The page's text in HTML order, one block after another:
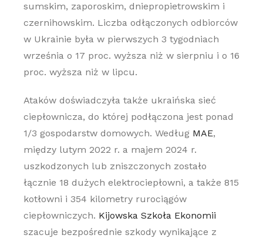
sumskim, zaporoskim, dniepropietrowskim i
czernihowskim. Liczba odłączonych odbiorców
w Ukrainie była w pierwszych 3 tygodniach
września o 17 proc. wyższa niż w sierpniu i o 16
proc. wyższa niż w lipcu.
Ataków doświadczyła także ukraińska sieć
ciepłownicza, do której podłączona jest ponad
1/3 gospodarstw domowych. Według MAE,
między lutym 2022 r. a majem 2024 r.
uszkodzonych lub zniszczonych zostało
łącznie 18 dużych elektrociepłowni, a także 815
kotłowni i 354 kilometry rurociągów
ciepłowniczych. Kijowska Szkoła Ekonomii
szacuje bezpośrednie szkody wynikające z